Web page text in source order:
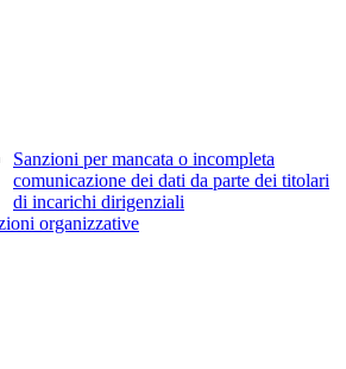
Sanzioni per mancata o incompleta
comunicazione dei dati da parte dei titolari
di incarichi dirigenziali
organizzative